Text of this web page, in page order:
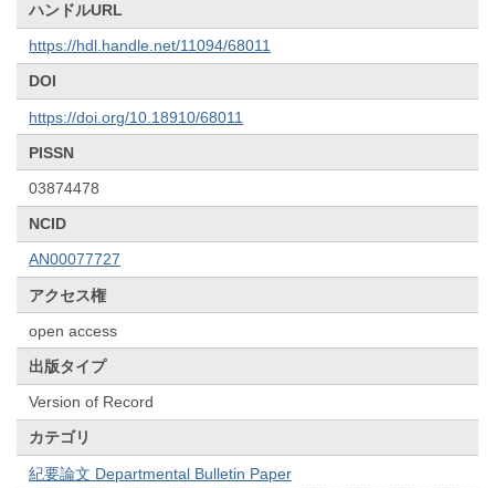
ハンドルURL
https://hdl.handle.net/11094/68011
DOI
https://doi.org/10.18910/68011
PISSN
03874478
NCID
AN00077727
アクセス権
open access
出版タイプ
Version of Record
カテゴリ
紀要論文 Departmental Bulletin Paper